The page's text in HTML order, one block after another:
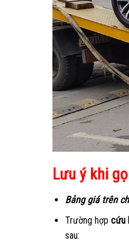
Lưu ý khi
Bảng giá trên
Trường hợp cứu
sau: